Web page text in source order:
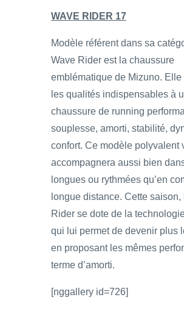
WAVE RIDER 17
Modèle référent dans sa
Wave Rider est la chaussure
emblématique de Mizuno. Elle
les qualités indispensables à
chaussure de running
souplesse, amorti, stabilité,
confort. Ce modèle polyvalent
accompagnera aussi bien
longues ou rythmées qu’en
longue distance. Cette saison,
Rider se dote de la
qui lui permet de devenir plus
en proposant les mêmes
terme d’amorti.
[nggallery id=726]